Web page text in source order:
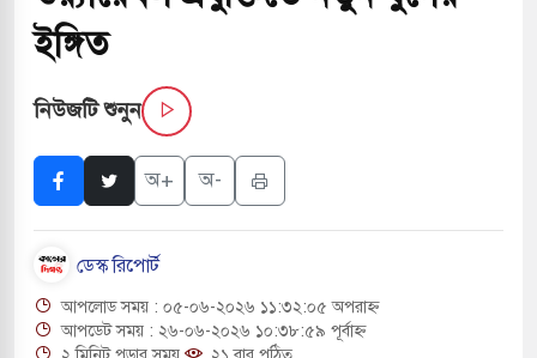
হয়ে আসছে ‘স্পেশাল রেসপন্স ব্যাটালিয়ন
বাসের মুখোমুখি সংঘর্ষে ৯ জন নিহত
৬ শ্রমিক নিহত, আহত ১৫
শব্দদূষণ নিয়ন্ত্রণে দেড় হাজার মসজিদ থেকে মাইক
বন্দুকধারীর গুলিতে শিক্ষক নিহত, হামলাকারীর আত্মহত্যা
ইঙ্গিত
নিউজটি শুনুন
অ+ অ-
ডেস্ক রিপোর্ট
আপলোড সময় : ০৫-০৬-২০২৬ ১১:৩২:০৫ অপরাহ্ন
আপডেট সময় : ২৬-০৬-২০২৬ ১০:৩৮:৫৯ পূর্বাহ্ন